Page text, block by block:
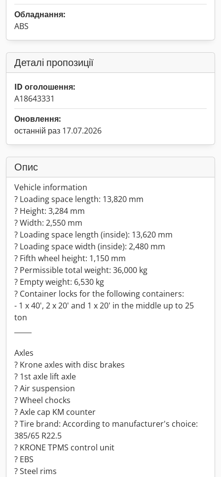
Обладнання:
ABS
Деталі пропозиції
ID оголошення:
A18643331
Оновлення:
останній раз 17.07.2026
Опис
Vehicle information
? Loading space length: 13,820 mm
? Height: 3,284 mm
? Width: 2,550 mm
? Loading space length (inside): 13,620 mm
? Loading space width (inside): 2,480 mm
? Fifth wheel height: 1,150 mm
? Permissible total weight: 36,000 kg
? Empty weight: 6,530 kg
? Container locks for the following containers:
- 1 x 40', 2 x 20' and 1 x 20' in the middle up to 25
ton
Axles
? Krone axles with disc brakes
? 1st axle lift axle
? Air suspension
? Wheel chocks
? Axle cap KM counter
? Tire brand: According to manufacturer's choice:
385/65 R22.5
? KRONE TPMS control unit
? EBS
? Steel rims